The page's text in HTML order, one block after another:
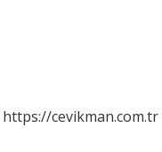
https://cevikman.com.tr